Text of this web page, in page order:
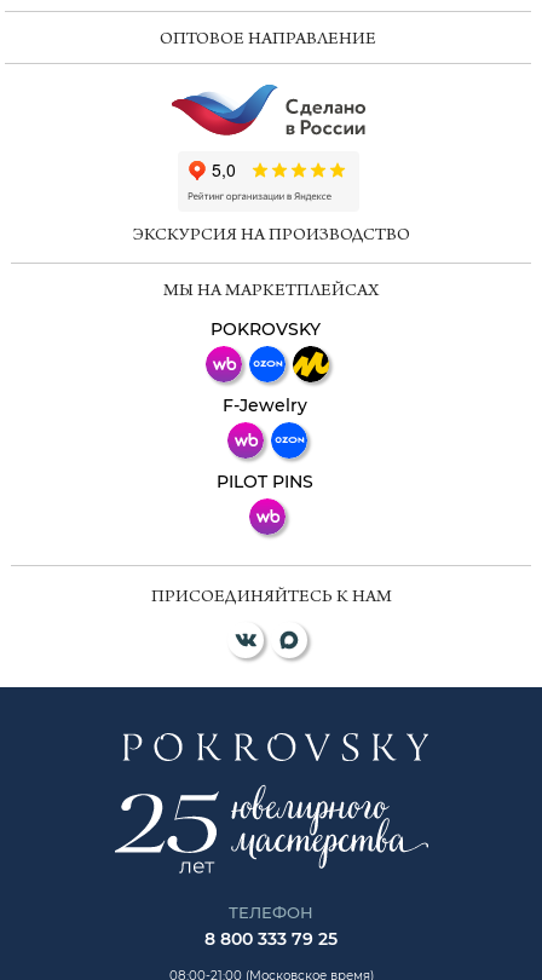
ОПТОВОЕ НАПРАВЛЕНИЕ
ЭКСКУРСИЯ НА ПРОИЗВОДСТВО
МЫ НА МАРКЕТПЛЕЙСАХ
POKROVSKY
F-Jewelry
PILOT PINS
ПРИСОЕДИНЯЙТЕСЬ К НАМ
ТЕЛЕФОН
8 800 333 79 25
08:00-21:00 (Московское время)